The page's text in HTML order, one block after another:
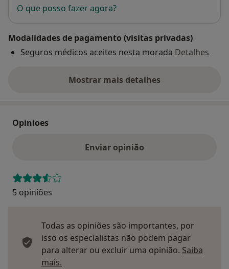
O que posso fazer agora?
Modalidades de pagamento (visitas privadas)
Seguros médicos aceites nesta morada Detalhes
Mostrar mais detalhes
sobre o endereço
Opinioes
Enviar opinião
5 opiniões
Todas as opiniões são importantes, por
isso os especialistas não podem pagar
para alterar ou excluir uma opinião. Saiba
mais.